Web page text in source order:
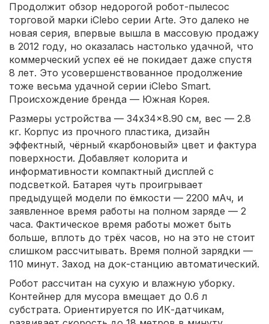
Продолжит обзор недорогой робот-пылесос
торговой марки iClebo серии Arte. Это далеко не
новая серия, впервые вышла в массовую продажу
в 2012 году, но оказалась настолько удачной, что
коммерческий успех её не покидает даже спустя
8 лет. Это усовершенствованное продолжение
тоже весьма удачной серии iClebo Smart.
Происхождение бренда — Южная Корея.
Размеры устройства — 34x34x8.90 см, вес — 2.8
кг. Корпус из прочного пластика, дизайн
эффектный, чёрный «карбоновый» цвет и фактура
поверхности. Добавляет колорита и
информативности компактный дисплей с
подсветкой. Батарея чуть проигрывает
предыдущей модели по ёмкости — 2200 мАч, и
заявленное время работы на полном заряде — 2
часа. Фактическое время работы может быть
больше, вплоть до трёх часов, но на это не стоит
слишком рассчитывать. Время полной зарядки —
110 минут. Заход на док-станцию автоматический.
Робот рассчитан на сухую и влажную уборку.
Контейнер для мусора вмещает до 0.6 л
субстрата. Ориентируется по ИК-датчикам,